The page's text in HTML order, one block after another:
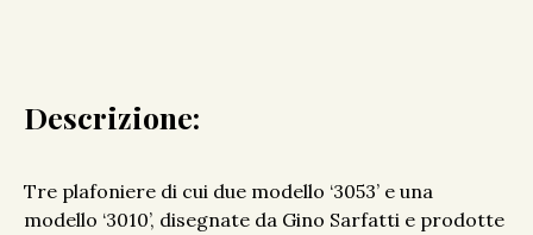
Descrizione:
Tre plafoniere di cui due modello ‘3053’ e una
modello ‘3010’, disegnate da Gino Sarfatti e prodotte